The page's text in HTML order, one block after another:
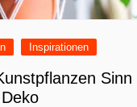
Inspirationen
Sinn